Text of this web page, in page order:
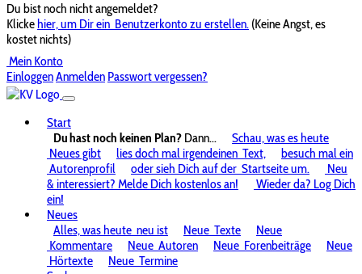
Du bist noch nicht angemeldet?
Klickehier, um Dir ein Benutzerkonto zu erstellen. (Keine Angst, es
kostet nichts)
Mein Konto
EinloggenAnmelden Passwort vergessen?
Start
Du hast noch keinen Plan? Dann...
Schau, was es heute
Neues gibt
lies doch mal irgendeinen Text,
besuch mal ein
Autorenprofil
oder sieh Dich auf der Startseite um.
Neu
& interessiert? Melde Dich kostenlos an!
Wieder da? Log Dich
ein!
Neues
Alles, was heute neu ist Neue Texte
Neue
Kommentare
Neue Autoren Neue Forenbeiträge
Neue
Hörtexte
Neue Termine